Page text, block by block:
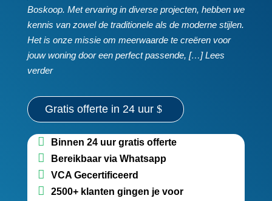
Boskoop.​ Met ervaring in diverse projecten, hebben we
kennis van zowel de traditionele als de moderne stijlen.​
Het is onze missie om meerwaarde te creëren voor
jouw woning door een perfect passende, […] Lees
verder
Gratis offerte in 24 uur
Binnen 24 uur gratis offerte
Bereikbaar via Whatsapp
VCA Gecertificeerd
2500+ klanten gingen je voor